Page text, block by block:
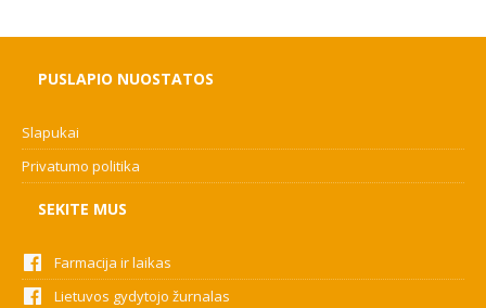
PUSLAPIO NUOSTATOS
Slapukai
Privatumo politika
SEKITE MUS
Farmacija ir laikas
Lietuvos gydytojo žurnalas